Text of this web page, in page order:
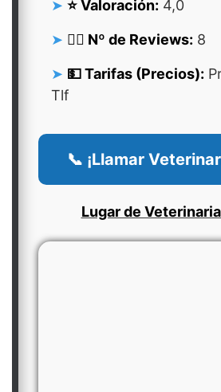
⭐ Valoración: 4,0
👍🏻 Nº de Reviews: 8
💵 Tarifas (Precios):
Tlf
📞 ¡Llamar
Lugar de